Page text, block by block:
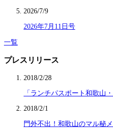
2026/7/9
2026年7月11日号
一覧
プレスリリース
2018/2/28
「ランチパスポート和歌山
2018/2/1
門外不出！和歌山のマル秘